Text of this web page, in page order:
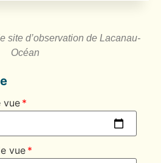
site d’observation de Lacanau-
Océan
vue
vue